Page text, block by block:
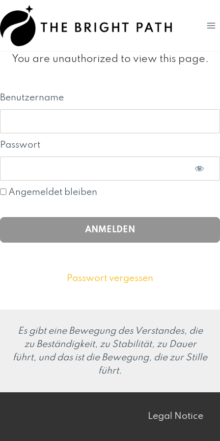
Inhalt
springen
You are unauthorized to view this page.
Benutzername
Passwort
Angemeldet bleiben
Passwort vergessen
Es gibt eine Bewegung des Verstandes, die
zu Beständigkeit, zu Stabilität, zu Dauer
führt, und das ist die Bewegung, die zur Stille
führt.
Legal Notice